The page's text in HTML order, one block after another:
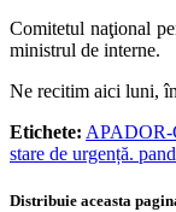
Comitetul naţional
ministrul de interne.
Ne recitim aici luni,
Etichete: APADOR-
stare de urgență.
Distribuie aceasta